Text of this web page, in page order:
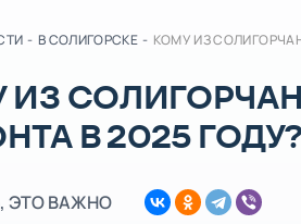
- В СОЛИГОРСКЕ - КОМУ ИЗ
ИЗ
В 2025
ЭТО ВАЖНО